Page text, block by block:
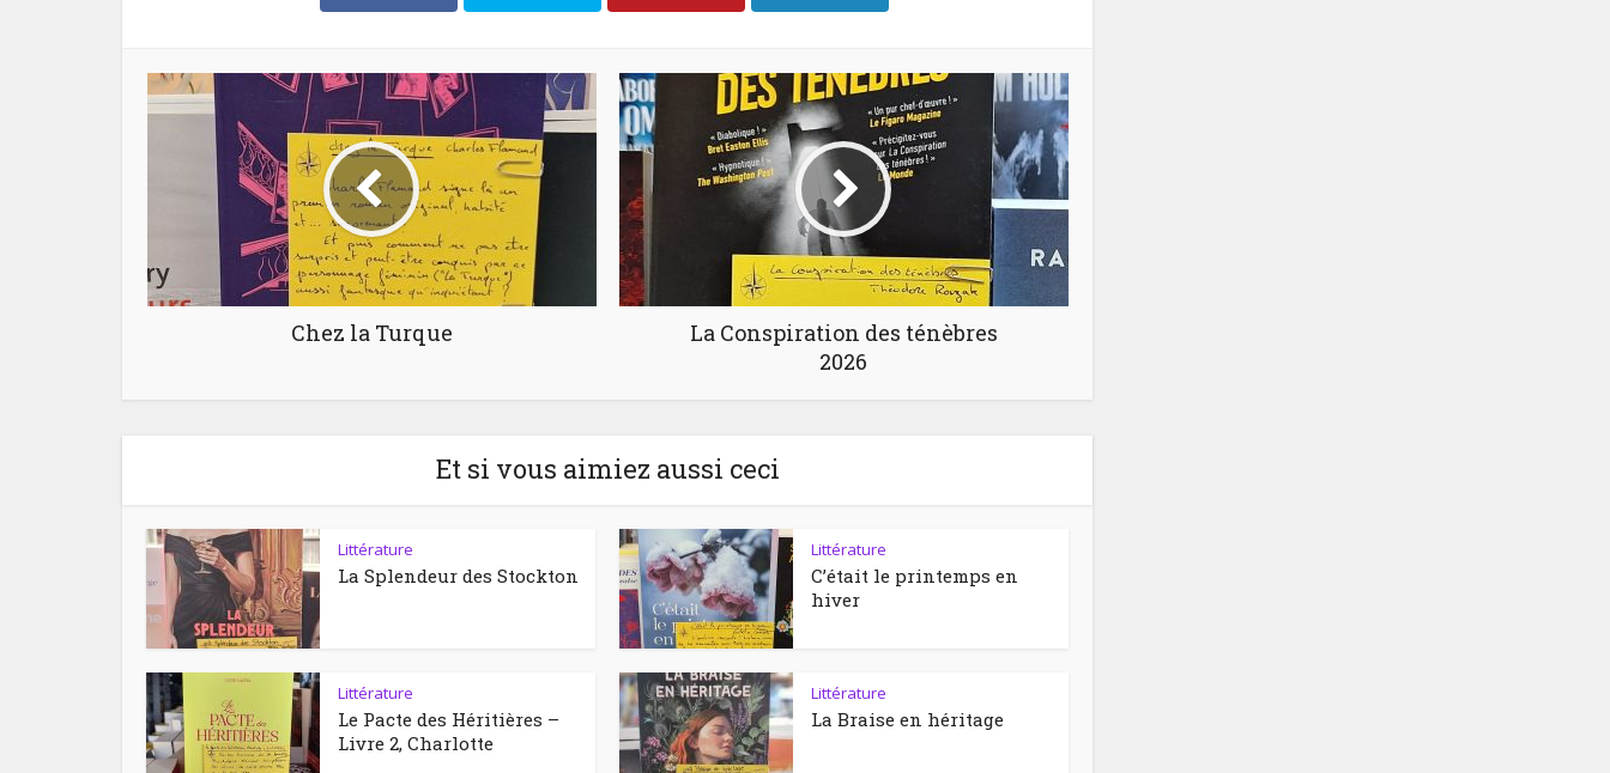
Chez la Turque
La Conspiration des ténèbres
2026
Et si vous aimiez aussi ceci
Littérature
La Splendeur des Stockton
Littérature
C’était le printemps en
hiver
Littérature
Le Pacte des Héritières –
Livre 2, Charlotte
Littérature
La Braise en héritage